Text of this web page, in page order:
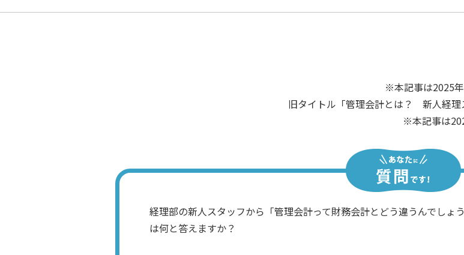
※本記事は2025
旧タイトル「管理会計とは？ 新人経
※本記事は
経理部の新人スタッフから「管理会計って財務会計とどう違うんでしょ
は何と答えますか？